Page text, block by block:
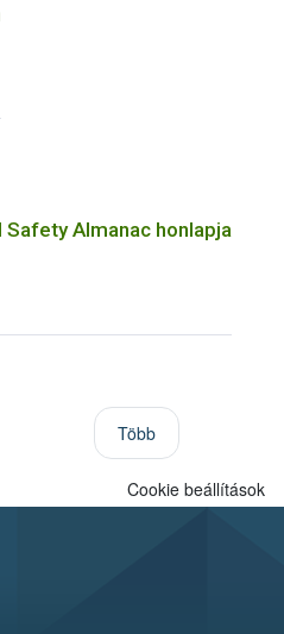
Almanac honlapja
Több
Cookie beállítások